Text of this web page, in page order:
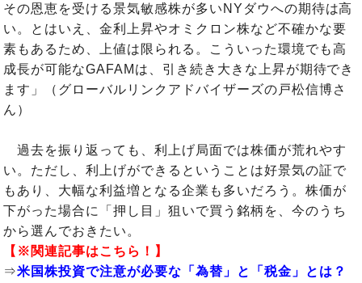
その恩恵を受ける景気敏感株が多いNYダウへの期待は高
い。とはいえ、金利上昇やオミクロン株など不確かな要
素もあるため、上値は限られる。こういった環境でも高
成長が可能なGAFAMは、引き続き大きな上昇が期待でき
ます」（グローバルリンクアドバイザーズの戸松信博さ
ん）
過去を振り返っても、利上げ局面では株価が荒れやす
い。ただし、利上げができるということは好景気の証で
もあり、大幅な利益増となる企業も多いだろう。株価が
下がった場合に「押し目」狙いで買う銘柄を、今のうち
から選んでおきたい。
【※関連記事はこちら！】
⇒米国株投資で注意が必要な「為替」と「税金」とは？